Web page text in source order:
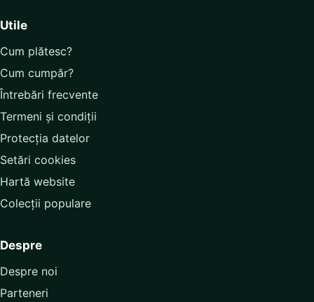
Utile
Cum plătesc?
Cum cumpăr?
Întrebări frecvente
Termeni și condiții
Protecția datelor
Setări cookies
Hartă website
Colecții populare
Despre
Despre noi
Parteneri